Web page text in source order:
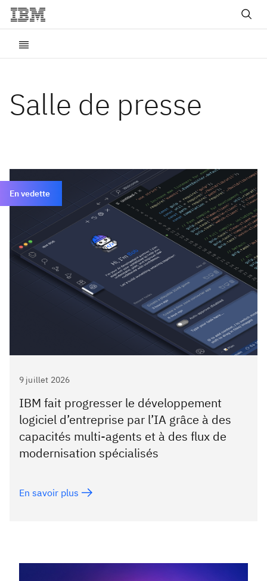
Salle de presse
En vedette
9 juillet 2026
IBM fait progresser le développement
logiciel d’entreprise par l’IA grâce à des
capacités multi-agents et à des flux de
modernisation spécialisés
En savoir plus